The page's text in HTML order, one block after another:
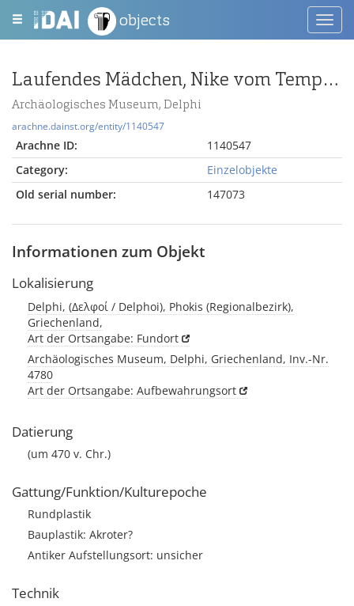
objects
Laufendes Mädchen, Nike vom Tempel der Athena Pronaia(?)
Archäologisches Museum, Delphi
arachne.dainst.org/entity/1140547
Arachne ID:
1140547
Category:
Einzelobjekte
Old serial number:
147073
Informationen zum Objekt
Lokalisierung
Delphi, (Δελφοί / Delphoi), Phokis (Regionalbezirk),
Griechenland,
Art der Ortsangabe: Fundort
Archäologisches Museum, Delphi, Griechenland, Inv.-Nr.
4780
Art der Ortsangabe: Aufbewahrungsort
Datierung
(um 470 v. Chr.)
Gattung/Funktion/Kulturepoche
Rundplastik
Bauplastik: Akroter?
Antiker Aufstellungsort: unsicher
Technik